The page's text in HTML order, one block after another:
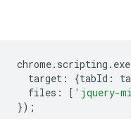
chrome. scripting .
target : {tabId :
files : [ 'jquery-
});